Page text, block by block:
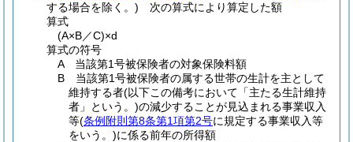
する場合を除く。) 次の算式により算定した額
算式
(A×B／C)×d
算式の符号
A 当該第1号被保険者の対象保険料額
B 当該第1号被保険者の属する世帯の生計を主として
維持する者(以下この備考において「主たる生計維持
者」という。)の減少することが見込まれる事業収入
等(条例附則第8条第1項第2号に規定する事業収入等
をいう。)に係る前年の所得額